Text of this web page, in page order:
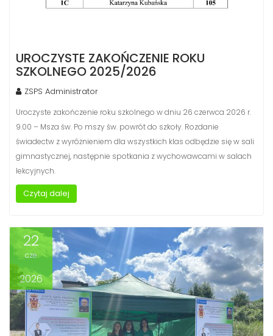
UROCZYSTE ZAKOŃCZENIE ROKU
SZKOLNEGO 2025/2026
ZSPS Administrator
Uroczyste zakończenie roku szkolnego w dniu 26 czerwca 2026 r.
9.00 – Msza św. Po mszy św. powrót do szkoły. Rozdanie
świadectw z wyróżnieniem dla wszystkich klas odbędzie się w sali
gimnastycznej, następnie spotkania z wychowawcami w salach
lekcyjnych.
Czytaj dalej
22
cze
2026